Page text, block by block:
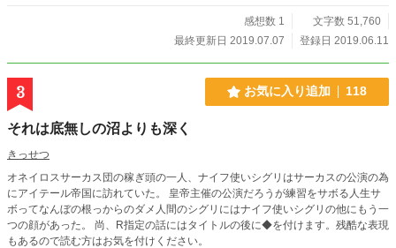
感想数 1
文字数 51,760
最終更新日 2019.07.07
登録日 2019.06.11
3 お気に入り追加 118
それは底無しの沼よりも深く
きっせつ
オネイロスサーカス団の稼ぎ頭の一人、ナイフ使いシグリはサーカスの公演の為
にアイテール帝国に訪れていた。 皇帝主催の公演だろうが練習をサボる人生サ
ボってなんぼの根っからのダメ人間のシグリにはナイフ使いシグリの他にもう一
つの顔があった。 尚、R指定の話にはタイトルの後に◆を付けます。残酷な表現
もあるので読む方はお気を付けください。